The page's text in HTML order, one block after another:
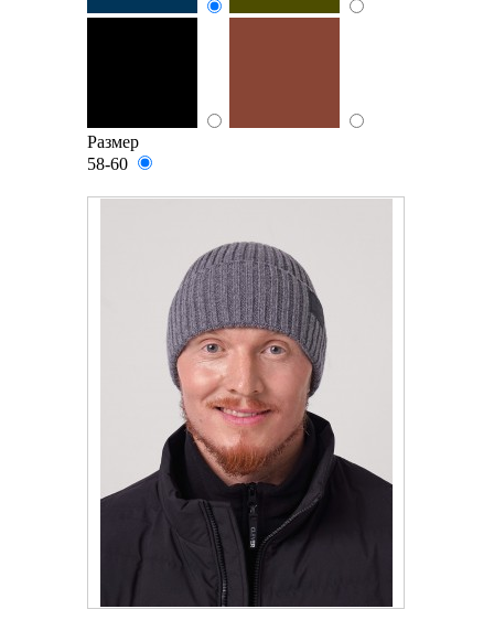
Размер
58-60